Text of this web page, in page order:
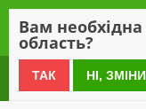
0 800 21 54
Вам
область?
ТАК НІ,